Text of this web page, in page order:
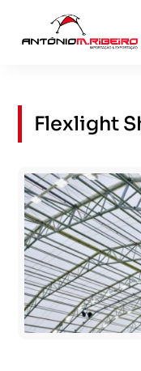
Flexlight